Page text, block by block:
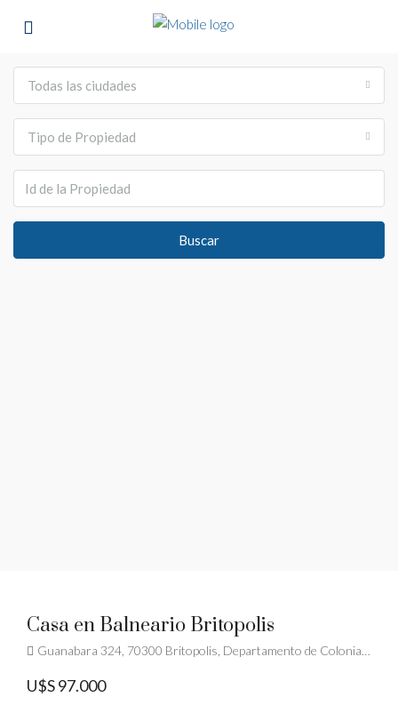
Todas las ciudades
Tipo de Propiedad
Buscar
Casa en Balneario Britopolis
Guanabara 324, 70300 Britopolis, Departamento de Colonia, Uruguay
U$S 97.000